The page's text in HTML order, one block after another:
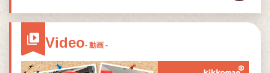
Video- 動画 -